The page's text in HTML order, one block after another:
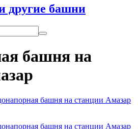
другие башни
башня на